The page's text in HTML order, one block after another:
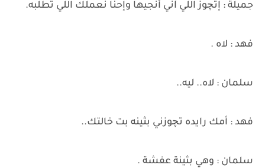
جميلة : إتچوز اللي آني أنجيها وإحنا نعملك اللي تطلبه.
فهد : لاه .
سلمان : لاه.. ليه..
فهد : أمك رايده تچوزني بثينه بت خالتك..
سلمان : وهي بثينة عفشة .